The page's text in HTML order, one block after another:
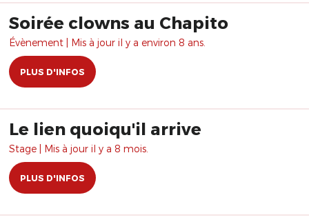
Soirée clowns au Chapito
Évènement | Mis à jour il y a environ 8 ans.
PLUS D'INFOS
Le lien quoiqu'il arrive
Stage | Mis à jour il y a 8 mois.
PLUS D'INFOS